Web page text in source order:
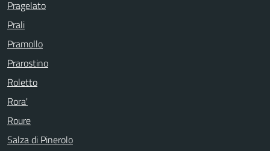
Pragelato
Prali
Pramollo
Prarostino
Roletto
Rora'
Roure
Salza di Pinerolo